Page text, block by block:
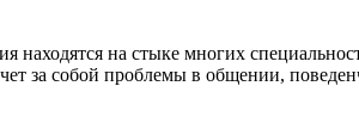
находятся на стыке многих
за собой проблемы в общении,